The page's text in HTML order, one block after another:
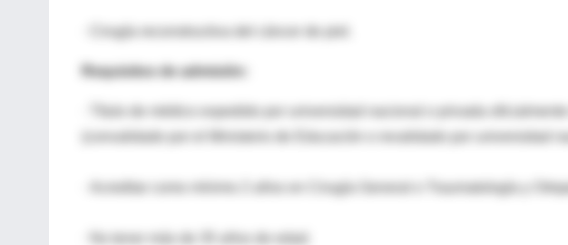
· Cirugía reconstructiva del cáncer de piel.
Requisitos de admisión:
· Acreditar como mínimo 2 años en Cirugía General o Traumatología y